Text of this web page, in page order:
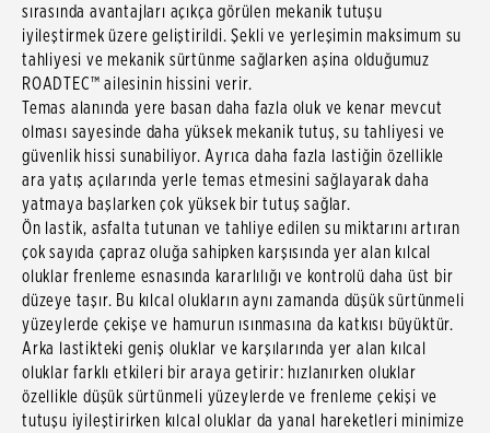
sırasında avantajları açıkça görülen mekanik tutuşu
iyileştirmek üzere geliştirildi. Şekli ve yerleşimin maksimum su
tahliyesi ve mekanik sürtünme sağlarken aşina olduğumuz
ROADTEC™ ailesinin hissini verir.
Temas alanında yere basan daha fazla oluk ve kenar mevcut
olması sayesinde daha yüksek mekanik tutuş, su tahliyesi ve
güvenlik hissi sunabiliyor. Ayrıca daha fazla lastiğin özellikle
ara yatış açılarında yerle temas etmesini sağlayarak daha
yatmaya başlarken çok yüksek bir tutuş sağlar.
Ön lastik, asfalta tutunan ve tahliye edilen su miktarını artıran
çok sayıda çapraz oluğa sahipken karşısında yer alan kılcal
oluklar frenleme esnasında kararlılığı ve kontrolü daha üst bir
düzeye taşır. Bu kılcal olukların aynı zamanda düşük sürtünmeli
yüzeylerde çekişe ve hamurun ısınmasına da katkısı büyüktür.
Arka lastikteki geniş oluklar ve karşılarında yer alan kılcal
oluklar farklı etkileri bir araya getirir: hızlanırken oluklar
özellikle düşük sürtünmeli yüzeylerde ve frenleme çekişi ve
tutuşu iyileştirirken kılcal oluklar da yanal hareketleri minimize